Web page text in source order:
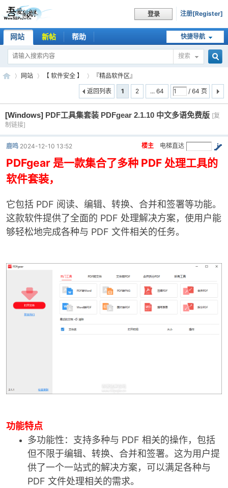
登录 注册[Register]
快捷导航
网站 新帖 帮助
搜索
索
吾
爱
解
»
网站
›
【 软件安全 】
›
『精品软件区』
1
2 ... 64 / 64 页
返回列表
[Windows] PDF工具集套装 PDFgear 2.1.10 中文多语免费版 [复
制链接]
电梯直达
楼主
鹿鸣 2024-12-10 13:52
PDFgear 是一款集合了多种 PDF 处理工具的
软件套装，
它包括 PDF 阅读、编辑、转换、合并和签署等功能。
这款软件提供了全面的 PDF 处理解决方案，使用户能
够轻松地完成各种与 PDF 文件相关的任务。
功能特点
多功能性：支持多种与 PDF 相关的操作，包括
但不限于编辑、转换、合并和签署。这为用户提
供了一个一站式的解决方案，可以满足各种与
PDF 文件处理相关的需求。